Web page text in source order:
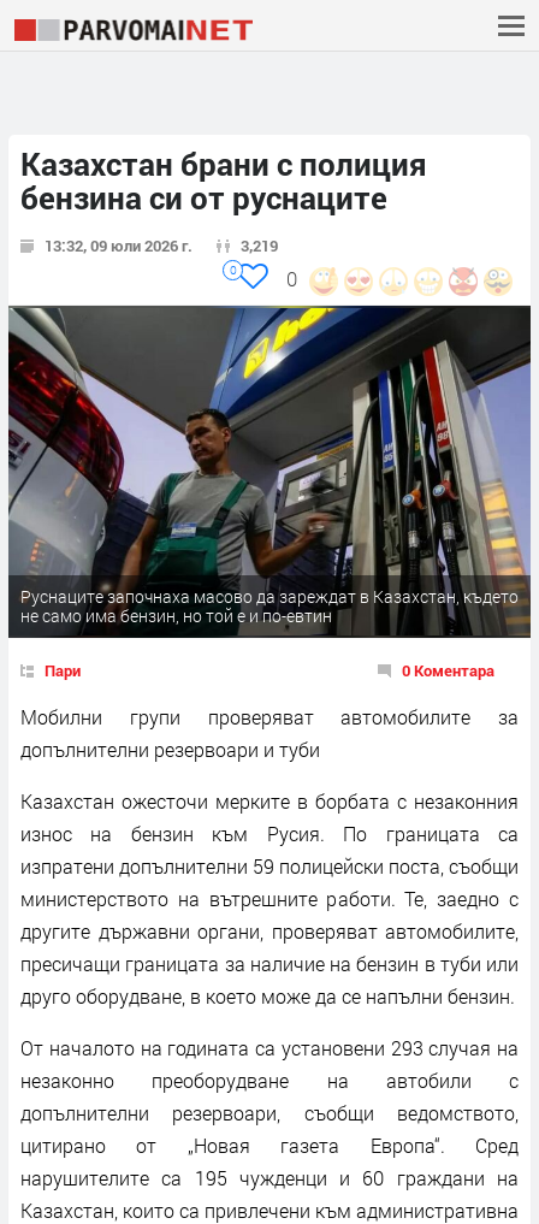
Казахстан брани с полиция
бензина си от руснаците
13:32, 09 юли 2026 г. 3,219
0
0
Руснаците започнаха масово да зареждат в Казахстан, където
не само има бензин, но той е и по-евтин
Пари 0 Коментара
Мобилни групи проверяват автомобилите за
допълнителни резервоари и туби
Казахстан ожесточи мерките в борбата с незаконния
износ на бензин към Русия. По границата са
изпратени допълнителни 59 полицейски поста, съобщи
министерството на вътрешните работи. Те, заедно с
другите държавни органи, проверяват автомобилите,
пресичащи границата за наличие на бензин в туби или
друго оборудване, в което може да се напълни бензин.
От началото на годината са установени 293 случая на
незаконно преоборудване на автобили с
допълнителни резервоари, съобщи ведомството,
цитирано от „Новая газета Европа“. Сред
нарушителите са 195 чужденци и 60 граждани на
Казахстан, които са привлечени към административна